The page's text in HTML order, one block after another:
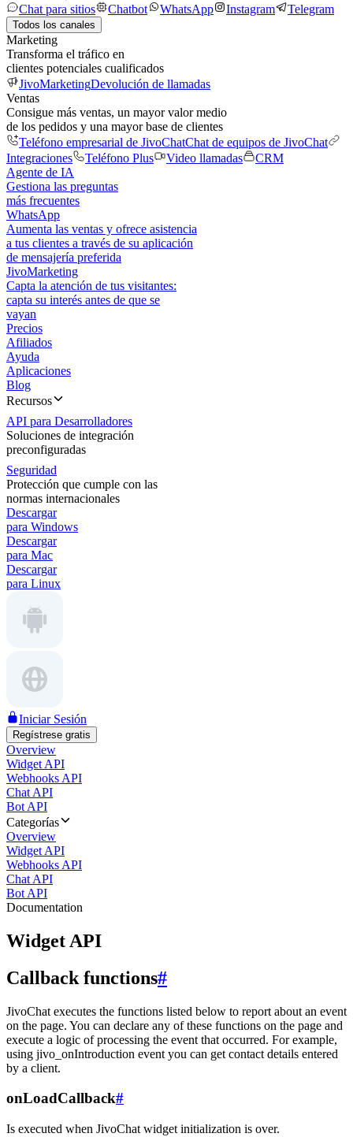
Chat para sitios
Chatbot WhatsApp Instagram Telegram
Todos los canales
Marketing
Transforma el tráfico en
clientes potenciales cualificados
JivoMarketingDevolución de llamadas
Ventas
Consigue más ventas, un mayor valor medio
de los pedidos y una mayor base de clientes
Teléfono empresarial de JivoChatChat de equipos de JivoChat
Integraciones
Teléfono Plus Video llamadas
CRM
Agente de IA
Gestiona las preguntas
más frecuentes
WhatsApp
Aumenta las ventas y ofrece asistencia
a tus clientes a través de su aplicación
de mensajería preferida
JivoMarketing
Capta la atención de tus visitantes:
capta su interés antes de que se
vayan
Precios
Afiliados
Ayuda
Aplicaciones
Blog
Recursos
API para Desarrolladores
Soluciones de integración
preconfiguradas
Seguridad
Protección que cumple con las
normas internacionales
Descargar
para Windows
Descargar
para Mac
Descargar
para Linux
Iniciar Sesión
Regístrese gratis
Overview
Widget API
Webhooks API
Chat API
Bot API
Categorías
Overview
Widget API
Webhooks API
Chat API
Bot API
Documentation
Widget API
Callback functions#
JivoChat executes the functions listed below to report about an event
on the page. You can declare any of these functions on the page and
execute a logic of processing the event that occurred. For example,
using jivo_onIntroduction event you can get contact details entered
by a client.
onLoadCallback#
Is executed when JivoChat widget initialization is over.